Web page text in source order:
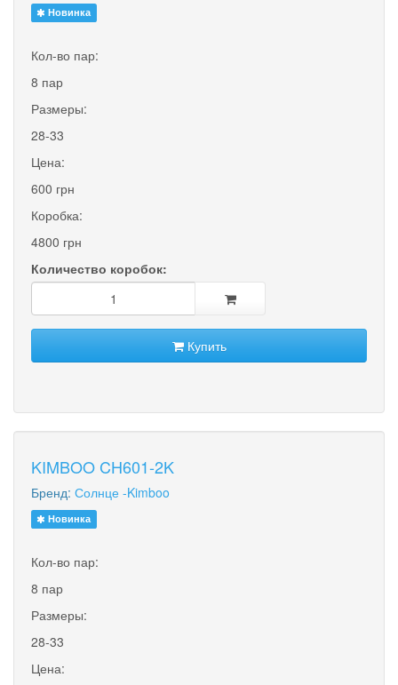
Новинка
Кол-во пар:
8 пар
Размеры:
28-33
Цена:
600 грн
Коробка:
4800 грн
Количество коробок:
Купить
KIMBOO CH601-2K
Бренд: Солнце -Kimboo
Новинка
Кол-во пар:
8 пар
Размеры:
28-33
Цена: